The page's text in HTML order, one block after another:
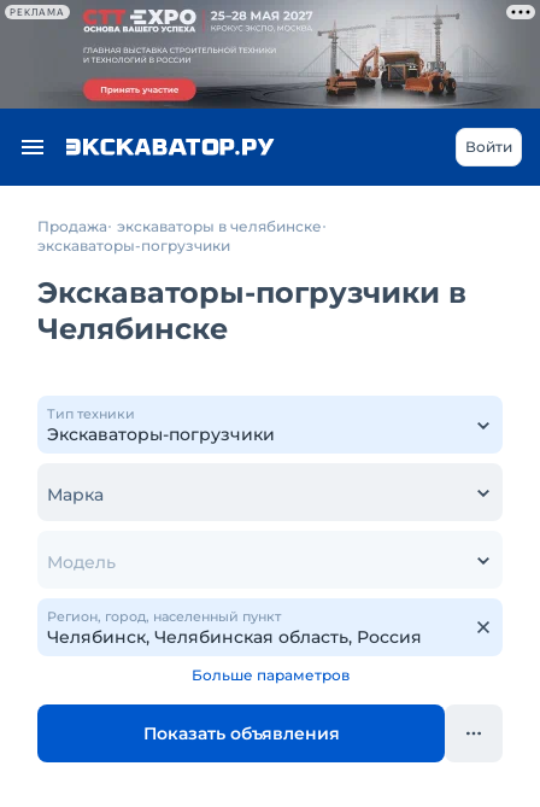
РЕКЛАМА
Войти
Продажа экскаваторы в челябинске
экскаваторы-погрузчики
Экскаваторы-погрузчики в
Челябинске
Тип техники
Марка
Модель
Регион, город, населенный пункт
Больше параметров
Показать объявления